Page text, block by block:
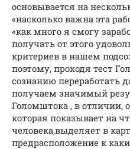
основывается на
«насколько важна эта
«как много я смогу
получать от этого
критериев в нашем
поэтому, проходя тест
сознанию
получаем значимый
Голомштока , в отличии,
которая показывает на
человека,выделяет в
предрасположение к